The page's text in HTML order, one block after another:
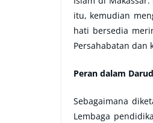
itu, kemudian
hati bersedia
Persahabatan dan
Peran dalam
Sebagaimana
Lembaga